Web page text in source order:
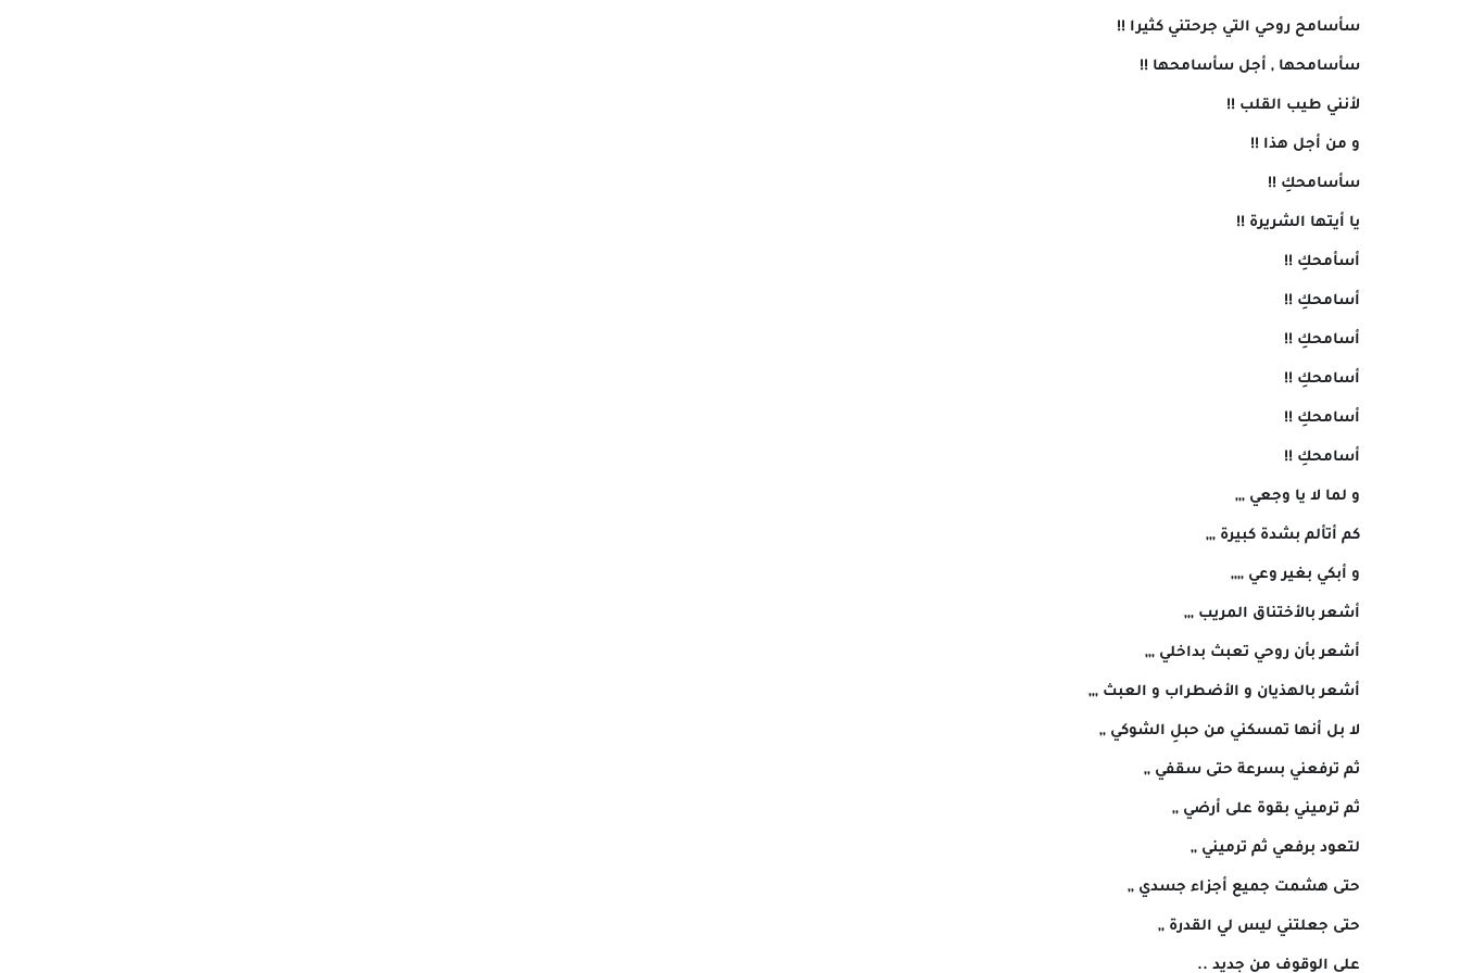
سأسامح روحي التي جرحتني كثيرا !!
سأسامحها , أجل سأسامحها !!
لأنني طيب القلب !!
و من أجل هذا !!
سأسامحكِ !!
يا أيتها الشريرة !!
أسأمحكِ !!
أسامحكِ !!
أسامحكِ !!
أسامحكِ !!
أسامحكِ !!
أسامحكِ !!
و لما لا يا وجعي ,,,
كم أتألم بشدة كبيرة ,,,
و أبكي بغير وعي ,,,,
أشعر بالأختناق المريب ,,,
أشعر بأن روحي تعبث بداخلي ,,,
أشعر بالهذيان و الأضطراب و العبث ,,,
لا بل أنها تمسكني من حبلِ الشوكي ,,
ثم ترفعني بسرعة حتى سقفي ,,
ثم ترميني بقوة على أرضي ,,
لتعود برفعي ثم ترميني ,,
حتى هشمت جميع أجزاء جسدي ,,
حتى جعلتني ليس لي القدرة ,,
على الوقوف من جديد ..